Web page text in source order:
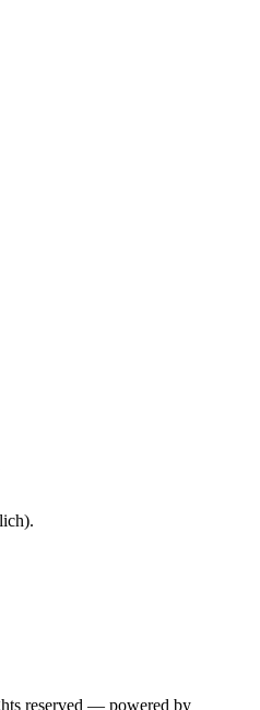
reserved — powered by